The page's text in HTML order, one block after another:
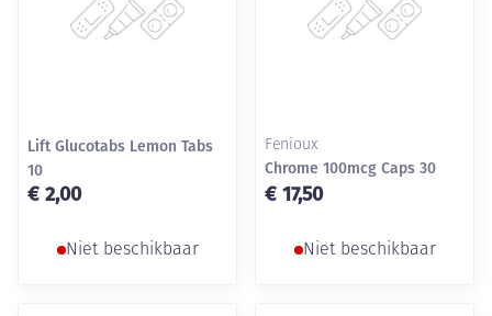
Lift Glucotabs Lemon Tabs
10
€ 2,00
Niet beschikbaar
Fenioux
Chrome 100mcg Caps 30
€ 17,50
Niet beschikbaar